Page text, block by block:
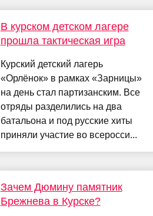
В курском детском лагере
прошла тактическая игра
Курский детский лагерь
«Орлёнок» в рамках «Зарницы»
на день стал партизанским. Все
отряды разделились на два
батальона и под русские хиты
приняли участие во всеросси...
Зачем Дюмину памятник
Брежнева в Курске?